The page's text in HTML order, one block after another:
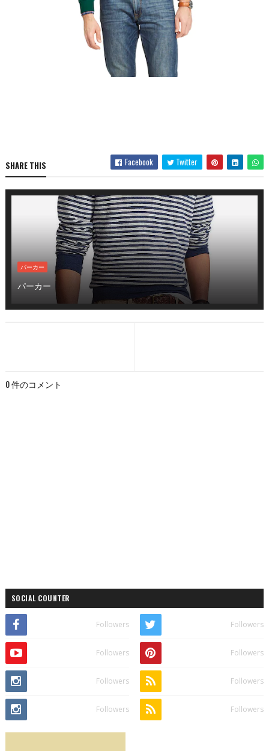
SHARE THIS Facebook Twitter
パーカー
パーカー
0 件のコメント
SOCIAL COUNTER
Followers Followers
Followers Followers
Followers Followers
Followers Followers